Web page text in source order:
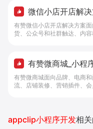
微信小店开店解
经营 - 做生意, 找
有赞微信小店开店解决方案
货、公众号和社群触达、内
有赞微商城_小程
购工具 - 做生意,
有赞微商城面向品牌、电商
流、店铺装修、营销插件、
appclip小程序开发相